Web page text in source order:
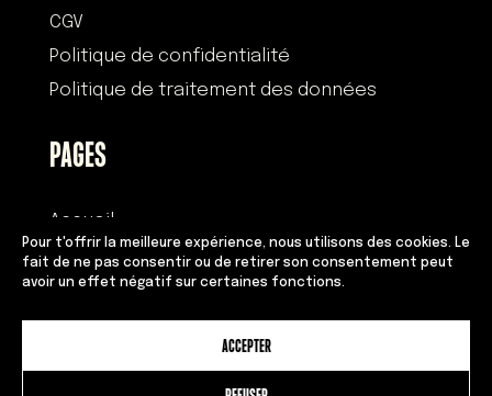
Pour t'offrir la meilleure expérience, nous utilisons des cookies. Le
fait de ne pas consentir ou de retirer son consentement peut
avoir un effet négatif sur certaines fonctions.
ACCEPTER
CGV
Politique de confidentialité
Politique de traitement des données
PAGES
Accueil
Histoire
Devenir franchisé
Équipe